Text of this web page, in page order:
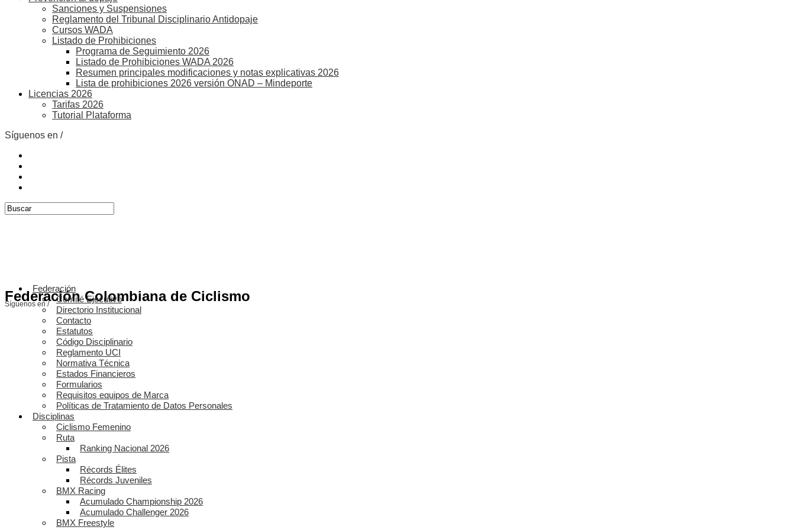
Sanciones y Suspensiones
Reglamento del Tribunal Disciplinario Antidopaje
Cursos WADA
Listado de Prohibiciones
Programa de Seguimiento 2026
Listado de Prohibiciones WADA 2026
Resumen principales modificaciones y notas explicativas 2026
Lista de prohibiciones 2026 versión ONAD – Mindeporte
Licencias 2026
Tarifas 2026
Tutorial Plataforma
Síguenos en /
Federación Colombiana de Ciclismo
Síguenos en /
Federación
Comité Ejecutivo
Directorio Institucional
Contacto
Estatutos
Código Disciplinario
Reglamento UCI
Normativa Técnica
Estados Financieros
Formularios
Requisitos equipos de Marca
Políticas de Tratamiento de Datos Personales
Disciplinas
Ciclismo Femenino
Ruta
Ranking Nacional 2026
Pista
Récords Élites
Récords Juveniles
BMX Racing
Acumulado Championship 2026
Acumulado Challenger 2026
BMX Freestyle